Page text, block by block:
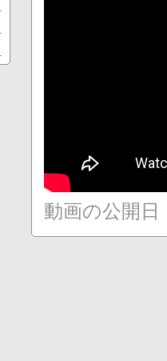
動画の公開日